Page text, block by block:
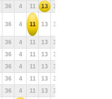
36 4 11 13 32
36 4 11 13 32
36 4 11 13 32
36 4 11 13 32
36 4 11 13 32
36 4 11 13 32
36 4 11 13 32